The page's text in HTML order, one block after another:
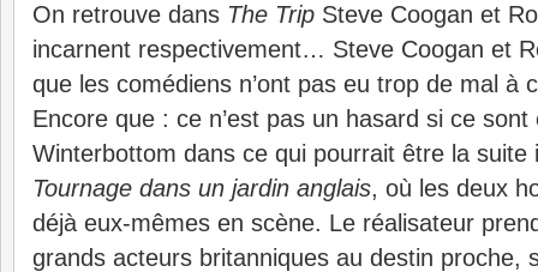
On retrouve dans The Trip Steve Coogan et
incarnent respectivement… Steve Coogan et
que les comédiens n’ont pas eu trop de mal à
Encore que : ce n’est pas un hasard si ce
Winterbottom dans ce qui pourrait être la suite
Tournage dans un jardin anglais, où les deux
déjà eux-mêmes en scène. Le réalisateur
grands acteurs britanniques au destin proche,